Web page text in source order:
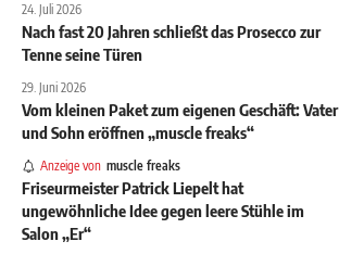
24. Juli 2026
Nach fast 20 Jahren schließt das Prosecco zur
Tenne seine Türen
29. Juni 2026
Vom kleinen Paket zum eigenen Geschäft: Vater
und Sohn eröffnen „muscle freaks“
Anzeige von muscle freaks
Friseurmeister Patrick Liepelt hat
ungewöhnliche Idee gegen leere Stühle im
Salon „Er“